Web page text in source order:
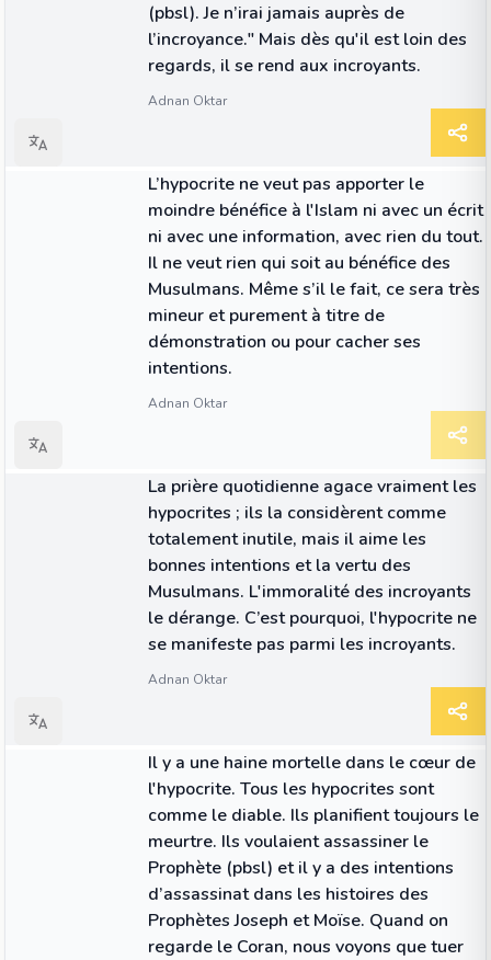
(pbsl). Je n’irai jamais auprès de
l’incroyance." Mais dès qu'il est loin des
regards, il se rend aux incroyants.
Adnan Oktar
L’hypocrite ne veut pas apporter le
moindre bénéfice à l'Islam ni avec un écrit
ni avec une information, avec rien du tout.
Il ne veut rien qui soit au bénéfice des
Musulmans. Même s’il le fait, ce sera très
mineur et purement à titre de
démonstration ou pour cacher ses
intentions.
Adnan Oktar
La prière quotidienne agace vraiment les
hypocrites ; ils la considèrent comme
totalement inutile, mais il aime les
bonnes intentions et la vertu des
Musulmans. L'immoralité des incroyants
le dérange. C’est pourquoi, l'hypocrite ne
se manifeste pas parmi les incroyants.
Adnan Oktar
Il y a une haine mortelle dans le cœur de
l'hypocrite. Tous les hypocrites sont
comme le diable. Ils planifient toujours le
meurtre. Ils voulaient assassiner le
Prophète (pbsl) et il y a des intentions
d’assassinat dans les histoires des
Prophètes Joseph et Moïse. Quand on
regarde le Coran, nous voyons que tuer